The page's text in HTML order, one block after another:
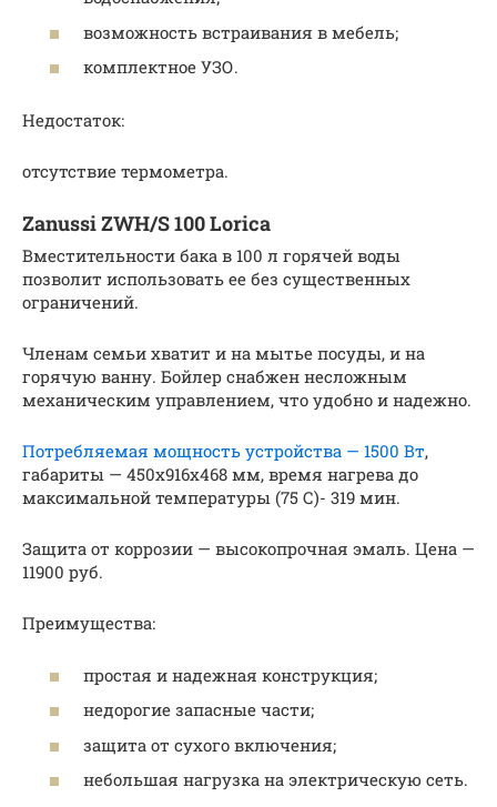
возможность встраивания в мебель;
комплектное УЗО.
Недостаток:
отсутствие термометра.
Zanussi ZWH/S 100 Lorica
Вместительности бака в 100 л горячей воды
позволит использовать ее без существенных
ограничений.
Членам семьи хватит и на мытье посуды, и на
горячую ванну. Бойлер снабжен несложным
механическим управлением, что удобно и надежно.
Потребляемая мощность устройства — 1500 Вт,
габариты — 450x916x468 мм, время нагрева до
максимальной температуры (75 С)- 319 мин.
Защита от коррозии — высокопрочная эмаль. Цена —
11900 руб.
Преимущества:
простая и надежная конструкция;
недорогие запасные части;
защита от сухого включения;
небольшая нагрузка на электрическую сеть.